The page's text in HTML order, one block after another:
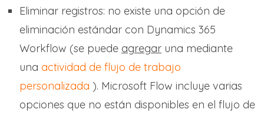
Eliminar registros: no existe una opción de
eliminación estándar con Dynamics 365
Workflow (se puede agregar una mediante
una actividad de flujo de trabajo
personalizada ). Microsoft Flow incluye varias
opciones que no están disponibles en el flujo de